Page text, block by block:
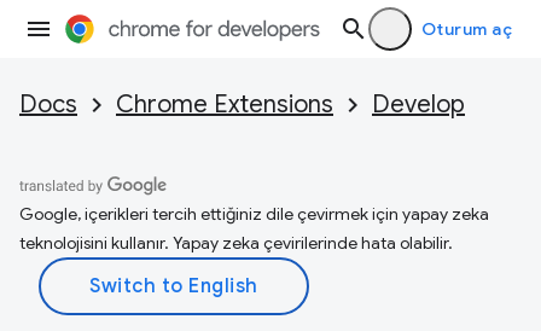
Oturum aç
Docs Chrome Extensions Develop
Google, içerikleri tercih ettiğiniz dile çevirmek için yapay zeka
teknolojisini kullanır. Yapay zeka çevirilerinde hata olabilir.